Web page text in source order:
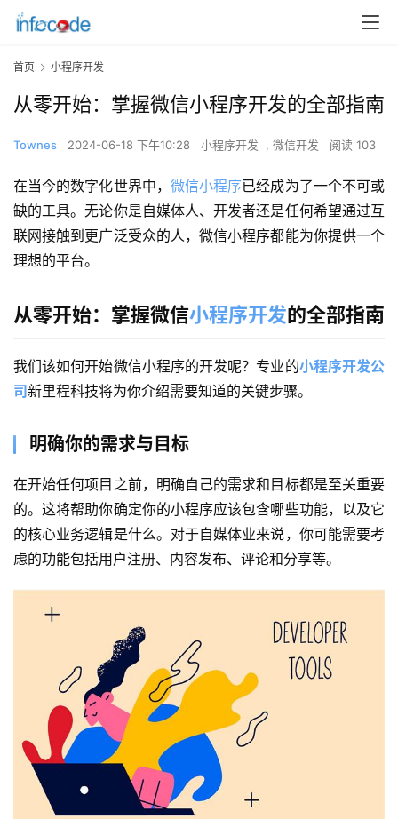
首页 小程序开发
从零开始：掌握微信小程序开发的全部指南
Townes 2024-06-18 下午10:28 小程序开发 , 微信开发 阅读 103
在当今的数字化世界中， 微信小程序已经成为了一个不可或
缺的工具。无论你是自媒体人、开发者还是任何希望通过互
联网接触到更广泛受众的人，微信小程序都能为你提供一个
理想的平台。
从零开始：掌握微信小程序开发的全部指南
我们该如何开始微信小程序的开发呢？专业的小程序开发公
司新里程科技将为你介绍需要知道的关键步骤。
明确你的需求与目标
在开始任何项目之前，明确自己的需求和目标都是至关重要
的。这将帮助你确定你的小程序应该包含哪些功能，以及它
的核心业务逻辑是什么。对于自媒体业来说，你可能需要考
虑的功能包括用户注册、内容发布、评论和分享等。